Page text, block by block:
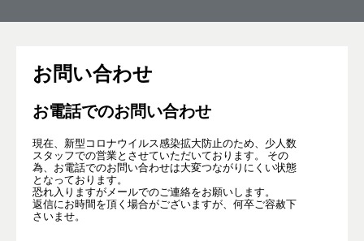
お問い合わせ
お電話でのお問い合わせ
現在、新型コロナウイルス感染拡大防止のため、少人数
スタッフでの営業とさせていただいております。 その
為、お電話でのお問い合わせは大変つながりにくい状態
となっております。
恐れ入りますがメールでのご連絡をお願いします。
返信にお時間を頂く場合がございますが、何卒ご容赦下
さいませ。